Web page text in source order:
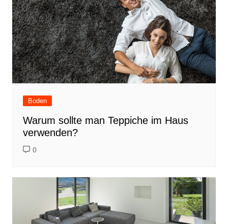
Boden
Warum sollte man Teppiche im Haus
verwenden?
0